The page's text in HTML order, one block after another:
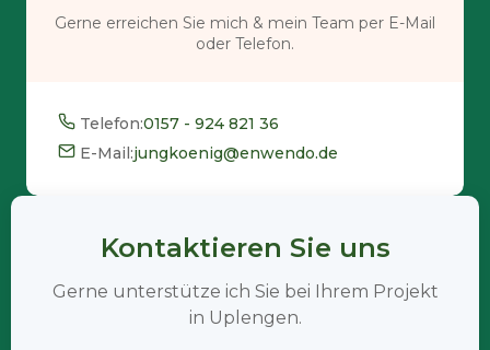
Gerne erreichen Sie mich & mein Team per E-Mail
oder Telefon.
Telefon:0157 - 924 821 36
E-Mail:jungkoenig@enwendo.de
Kontaktieren Sie uns
Gerne unterstütze ich Sie bei Ihrem Projekt
in Uplengen.